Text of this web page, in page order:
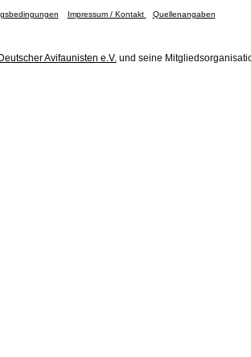
Impressum / Kontakt Quellenangaben
Avifaunisten e.V. und seine